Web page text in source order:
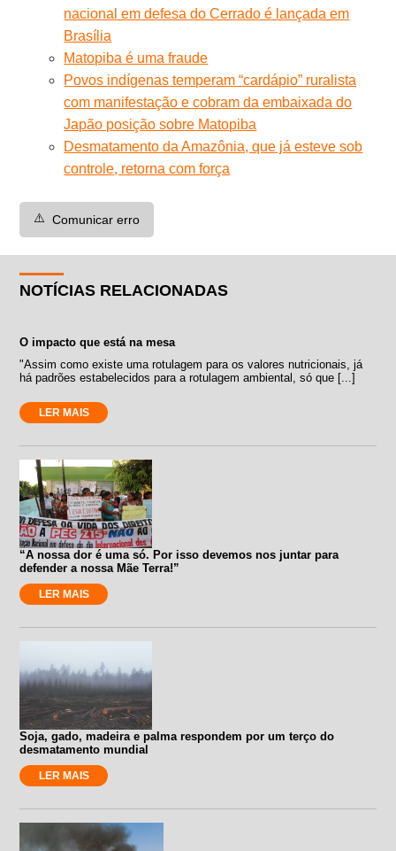
nacional em defesa do Cerrado é lançada em
Brasília
Matopiba é uma fraude
Povos indígenas temperam “cardápio” ruralista
com manifestação e cobram da embaixada do
Japão posição sobre Matopiba
Desmatamento da Amazônia, que já esteve sob
controle, retorna com força
⚠️ Comunicar erro
NOTÍCIAS RELACIONADAS
O impacto que está na mesa
"Assim como existe uma rotulagem para os valores nutricionais, já
há padrões estabelecidos para a rotulagem ambiental, só que [...]
LER MAIS
“A nossa dor é uma só. Por isso devemos nos juntar para
defender a nossa Mãe Terra!”
LER MAIS
Soja, gado, madeira e palma respondem por um terço do
desmatamento mundial
LER MAIS